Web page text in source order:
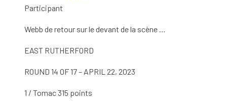
Participant
Webb de retour sur le devant de la scène …
EAST RUTHERFORD
ROUND 14 OF 17 – APRIL 22, 2023
1 / Tomac 315 points